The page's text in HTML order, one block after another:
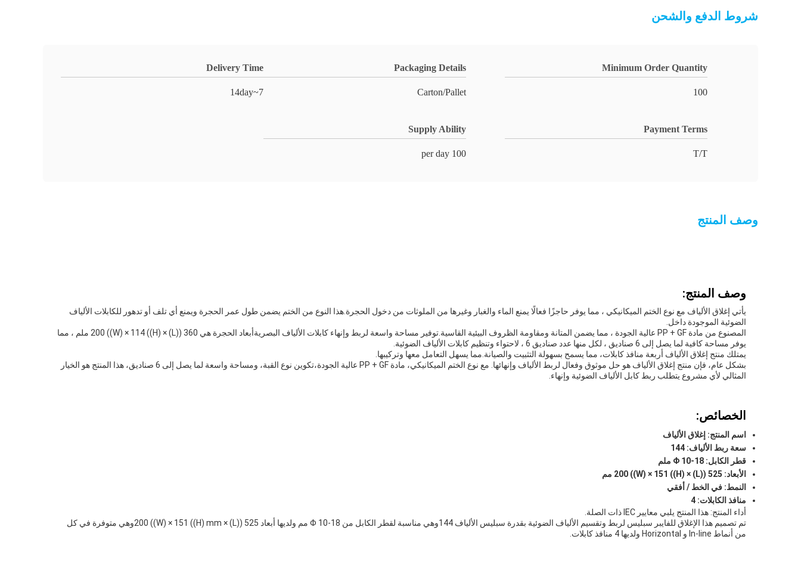
شروط الدفع والشحن
Minimum Order Quantity
100
Packaging Details
Carton/Pallet
Delivery Time
7~14day
Payment Terms
T/T
Supply Ability
100 per day
وصف المنتج
وصف المنتج:
يأتي إغلاق الألياف مع نوع الختم الميكانيكي ، مما يوفر حاجزًا فعالًا يمنع الماء والغبار وغيرها من الملوثات من دخول الحجرة.هذا النوع من الختم يضمن طول عمر الحجرة ويمنع أي تلف أو تدهور للكابلات الألياف
الضوئية الموجودة داخل.
المصنوع من مادة PP + GF عالية الجودة ، مما يضمن المتانة ومقاومة الظروف البيئية القاسية.توفير مساحة واسعة لربط وإنهاء كابلات الألياف البصريةأبعاد الحجرة هي 360 ((L) × 200 ((W) × 114 ((H) ملم ، مما
يوفر مساحة كافية لما يصل إلى 6 صناديق ، لكل منها عدد صناديق 6 ، لاحتواء وتنظيم كابلات الألياف الضوئية.
يمتلك منتج إغلاق الألياف أربعة منافذ كابلات، مما يسمح بسهولة التثبيت والصيانة.مما يسهل التعامل معها وتركيبها.
بشكل عام، فإن منتج إغلاق الألياف هو حل موثوق وفعال لربط الألياف وإنهائها. مع نوع الختم الميكانيكي، مادة PP + GF عالية الجودة،تكوين نوع القبة، ومساحة واسعة لما يصل إلى 6 صناديق، هذا المنتج هو الخيار
المثالي لأي مشروع يتطلب ربط كابل الألياف الضوئية وإنهاء.
الخصائص:
اسم المنتج: إغلاق الألياف
سعة ربط الألياف: 144
قطر الكابل: Φ 10-18 ملم
الأبعاد: 525 ((L) × 200 ((W) × 151 ((H) مم
النمط: في الخط / أفقي
منافذ الكابلات: 4
أداء المنتج: هذا المنتج يلبي معايير IEC ذات الصلة.
تم تصميم هذا الإغلاق للفايبر سبليس لربط وتقسيم الألياف الضوئية بقدرة سبليس الألياف 144وهي مناسبة لقطر الكابل من Φ 10-18 مم ولديها أبعاد 525 ((L) × 200 ((W) × 151 ((H) mmوهي متوفرة في كل
من أنماط In-line و Horizontal ولديها 4 منافذ كابلات.